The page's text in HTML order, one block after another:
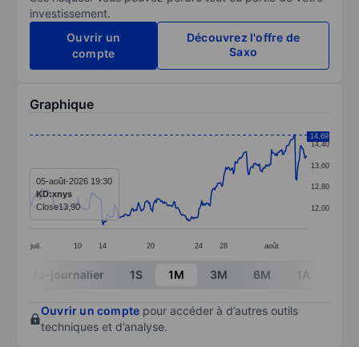
investissement.
Ouvrir un
compte
Découvrez l'offre de
Saxo
Graphique
The chart has 1 X axis displaying categories.
The chart has 1 Y axis displaying values. Data ranges
juil. 10 14 20 24 28 août
12,00
12,80
13,60
14,40
14,69
05-août-2026 19:30
KD:xnys
Close13,90
End of interactive chart.
Intra-journalier 1S 1M 3M 6M 1A
Ouvrir un compte pour accéder à d’autres outils
techniques et d’analyse.